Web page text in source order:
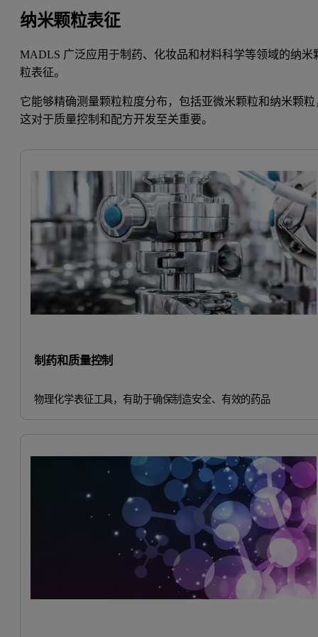
纳米颗粒表征
MADLS 广泛应用于制药、化妆品和材料科学等领域的纳米
粒表征。
它能够精确测量颗粒粒度分布，包括亚微米颗粒和纳米颗粒
这对于质量控制和配方开发至关重要。
制药和质量控制
物理化学表征工具，有助于确保制造安全、有效的药品